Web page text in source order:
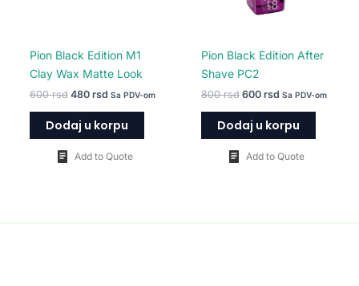
Pion Black Edition M1
Clay Wax Matte Look
600rsd 480 rsd Sa PDV-om
Dodaj u korpu
Add to Quote
Pion Black Edition After
Shave PC2
800rsd 600 rsd Sa PDV-om
Dodaj u korpu
Add to Quote